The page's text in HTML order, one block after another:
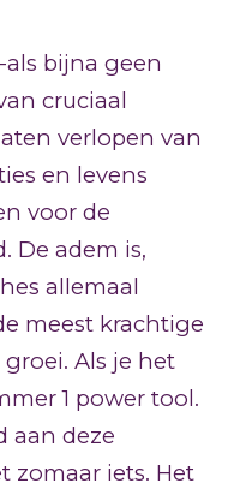
bijna geen
cruciaal
verlopen van
en levens
voor de
De adem is,
allemaal
meest krachtige
Als je het
1 power tool.
aan deze
zomaar iets. Het